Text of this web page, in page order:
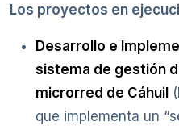
Los proyectos en
Desarrollo e
sistema de gestión
microrred de Cáhuil
que implementa un